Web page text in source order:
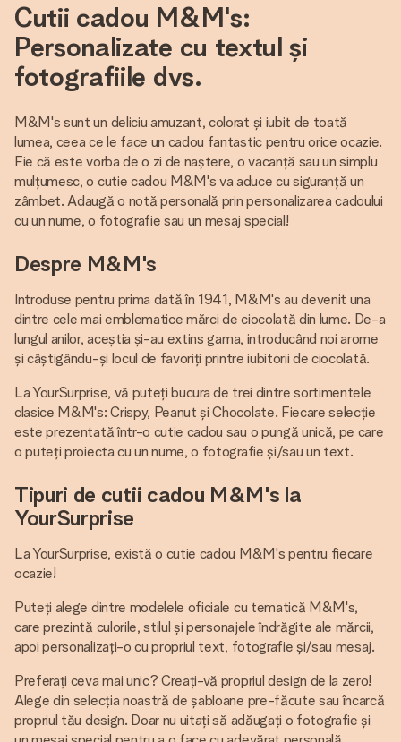
Cutii cadou M&M's:
Personalizate cu textul și
fotografiile dvs.
M&M's sunt un deliciu amuzant, colorat și iubit de toată
lumea, ceea ce le face un cadou fantastic pentru orice ocazie.
Fie că este vorba de o zi de naștere, o vacanță sau un simplu
mulțumesc, o cutie cadou M&M's va aduce cu siguranță un
zâmbet. Adaugă o notă personală prin personalizarea cadoului
cu un nume, o fotografie sau un mesaj special!
Despre M&M's
Introduse pentru prima dată în 1941, M&M's au devenit una
dintre cele mai emblematice mărci de ciocolată din lume. De-a
lungul anilor, aceștia și-au extins gama, introducând noi arome
și câștigându-și locul de favoriți printre iubitorii de ciocolată.
La YourSurprise, vă puteți bucura de trei dintre sortimentele
clasice M&M's: Crispy, Peanut și Chocolate. Fiecare selecție
este prezentată într-o cutie cadou sau o pungă unică, pe care
o puteți proiecta cu un nume, o fotografie și/sau un text.
Tipuri de cutii cadou M&M's la
YourSurprise
La YourSurprise, există o cutie cadou M&M's pentru fiecare
ocazie!
Puteți alege dintre modelele oficiale cu tematică M&M's,
care prezintă culorile, stilul și personajele îndrăgite ale mărcii,
apoi personalizați-o cu propriul text, fotografie și/sau mesaj.
Preferați ceva mai unic? Creați-vă propriul design de la zero!
Alege din selecția noastră de șabloane pre-făcute sau încarcă
propriul tău design. Doar nu uitați să adăugați o fotografie și